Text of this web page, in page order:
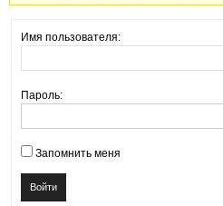
Имя пользователя:
Пароль:
Запомнить меня
Войти